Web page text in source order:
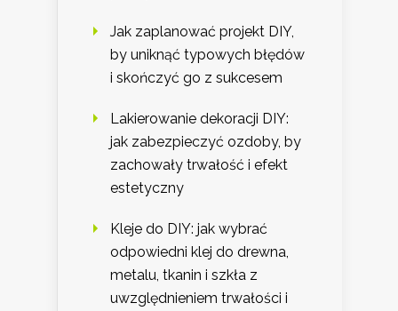
Jak zaplanować projekt DIY,
by uniknąć typowych błędów
i skończyć go z sukcesem
Lakierowanie dekoracji DIY:
jak zabezpieczyć ozdoby, by
zachowały trwałość i efekt
estetyczny
Kleje do DIY: jak wybrać
odpowiedni klej do drewna,
metalu, tkanin i szkła z
uwzględnieniem trwałości i